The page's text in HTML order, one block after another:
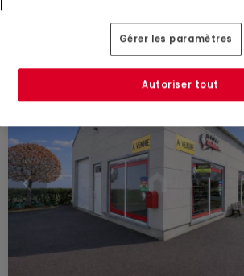
Gérer les paramètres
Autoriser tout